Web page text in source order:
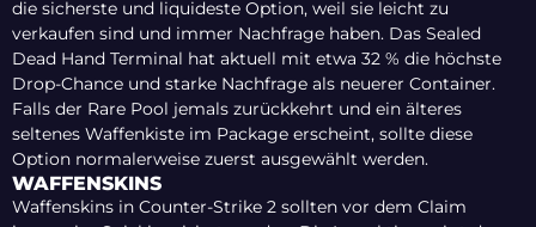
die sicherste und liquideste Option, weil sie leicht zu
verkaufen sind und immer Nachfrage haben. Das Sealed
Dead Hand Terminal hat aktuell mit etwa 32 % die höchste
Drop-Chance und starke Nachfrage als neuerer Container.
Falls der Rare Pool jemals zurückkehrt und ein älteres
seltenes Waffenkiste im Package erscheint, sollte diese
Option normalerweise zuerst ausgewählt werden.
WAFFENSKINS
Waffenskins in Counter-Strike 2 sollten vor dem Claim